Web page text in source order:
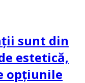
sunt din
estetică,
opțiunile